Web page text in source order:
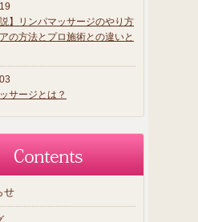
説】リンパマッサージのやり方
アの方法とプロ施術との違いと
サージとは？
せ